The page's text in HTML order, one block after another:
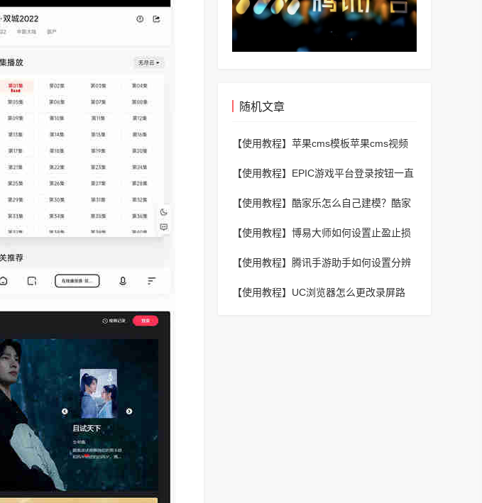
随机文章
【使用教程】 苹果cms模板苹果cms视频
方视频设置
【使用教程】 EPIC游戏平台登录按钮一直
加载的解决方法
【使用教程】 酷家乐怎么自己建模？酷家
【使用教程】 博易大师如何设置止盈止损
动止损的操作方法
【使用教程】
腾讯手游助手如何设置分辨
【使用教程】 UC浏览器怎么更改录屏路